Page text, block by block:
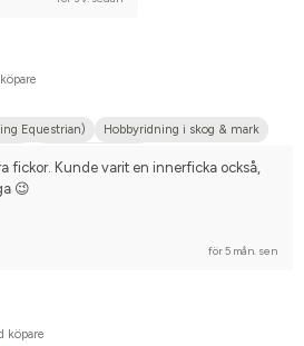
Equestrian)
Hobbyridning i skog & mark
fickor. Kunde varit en innerficka också,
😉
för 5 mån. sen
köpare